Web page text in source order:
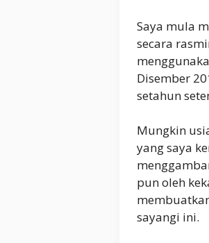
Saya mula
secara
Disember
setahun
Mungkin
yang saya
pun oleh
sayangi ini.